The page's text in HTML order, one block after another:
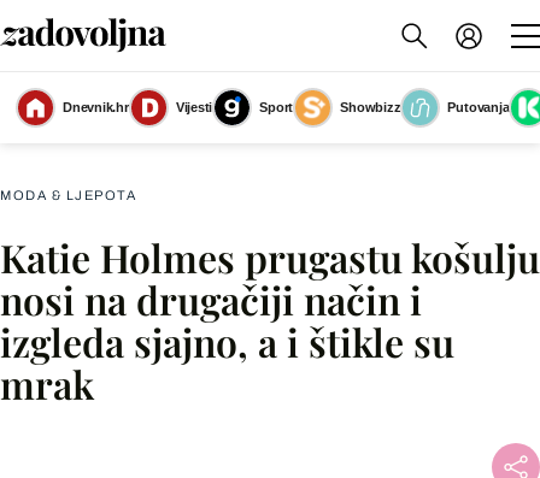
Dnevnik.hr Vijesti Sport Showbizz
Putovanja
Katie Holmes(Foto: Profimedia)
MODA & LJEPOTA
Katie Holmes prugastu košulju
nosi na drugačiji način i
izgleda sjajno, a i štikle su
mrak
Facebook
X